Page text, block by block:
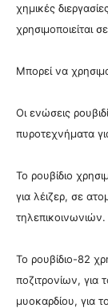
χημικές
χρησιμοποιείται
Μπορεί να
Οι ενώσεις
πυροτεχνήματα
Το ρουβίδιο
για λέιζερ, σε
τηλεπικοινωνιών.
Το ρουβίδιο-82
ποζιτρονίων, για
μυοκαρδίου, για